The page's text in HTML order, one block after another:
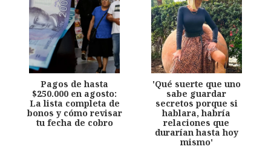
Pagos de hasta
$250.000 en agosto:
La lista completa de
bonos y cómo revisar
tu fecha de cobro
'Qué suerte que uno
sabe guardar
secretos porque si
hablara, habría
relaciones que
durarían hasta hoy
mismo'